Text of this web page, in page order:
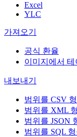
Excel
YLC
가져오기
공식 환율
이미지에서 테
내보내기
범위를 CSV
범위를 XML
범위를 JSON
범위를 SQL